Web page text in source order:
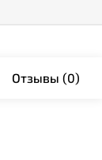
Отзывы (0)